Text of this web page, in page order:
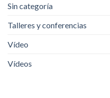
Sin categoría
Talleres y conferencias
Vídeo
Vídeos